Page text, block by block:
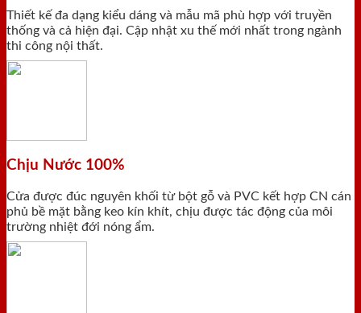
Thiết kế đa dạng kiểu dáng và mẫu mã phù hợp với truyền
thống và cả hiện đại. Cập nhật xu thế mới nhất trong ngành
thi công nội thất.
Chịu Nước 100%
Cửa được đúc nguyên khối từ bột gỗ và PVC kết hợp CN cán
phủ bề mặt bằng keo kín khít, chịu được tác động của môi
trường nhiệt đới nóng ẩm.